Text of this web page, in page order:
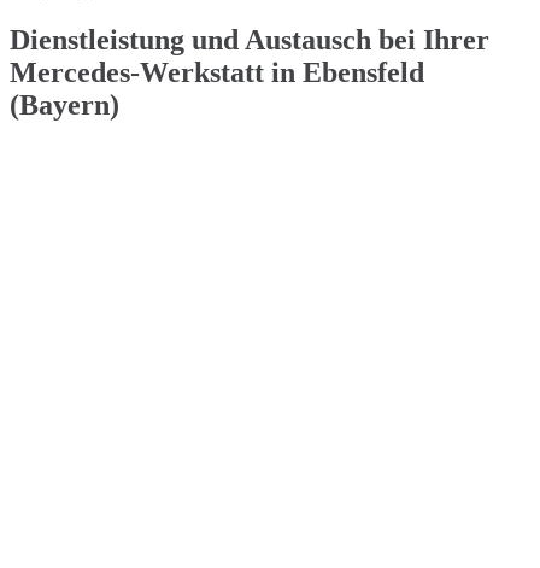
Dienstleistung und Austausch bei Ihrer
Mercedes-Werkstatt in Ebensfeld
(Bayern)